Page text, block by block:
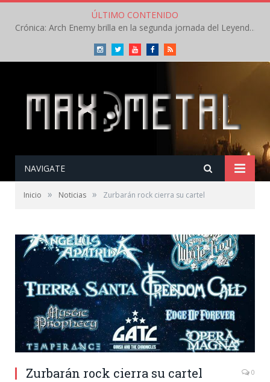
ÚLTIMO CONTENIDO
Crónica: Arch Enemy brilla en la segunda jornada del Leyendas del Rock – Jueves – Agosto 2026
InstagramTwitterYoutubeFacebookRSS
NAVIGATE
Inicio » Noticias » Zurbarán rock cierra su cartel
Zurbarán rock cierra su cartel 0